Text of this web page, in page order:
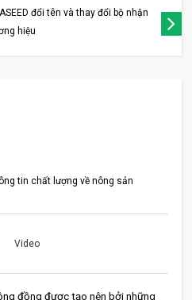
đổi tên và thay đổi bộ nhận
hiệu
tin chất lượng về nông sản
Video
đồng được tạo nên bởi những